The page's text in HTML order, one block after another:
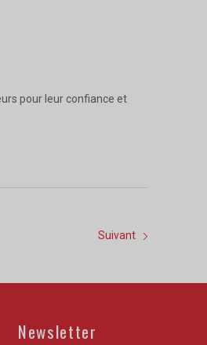
pour leur confiance et
Suivant
Newsletter